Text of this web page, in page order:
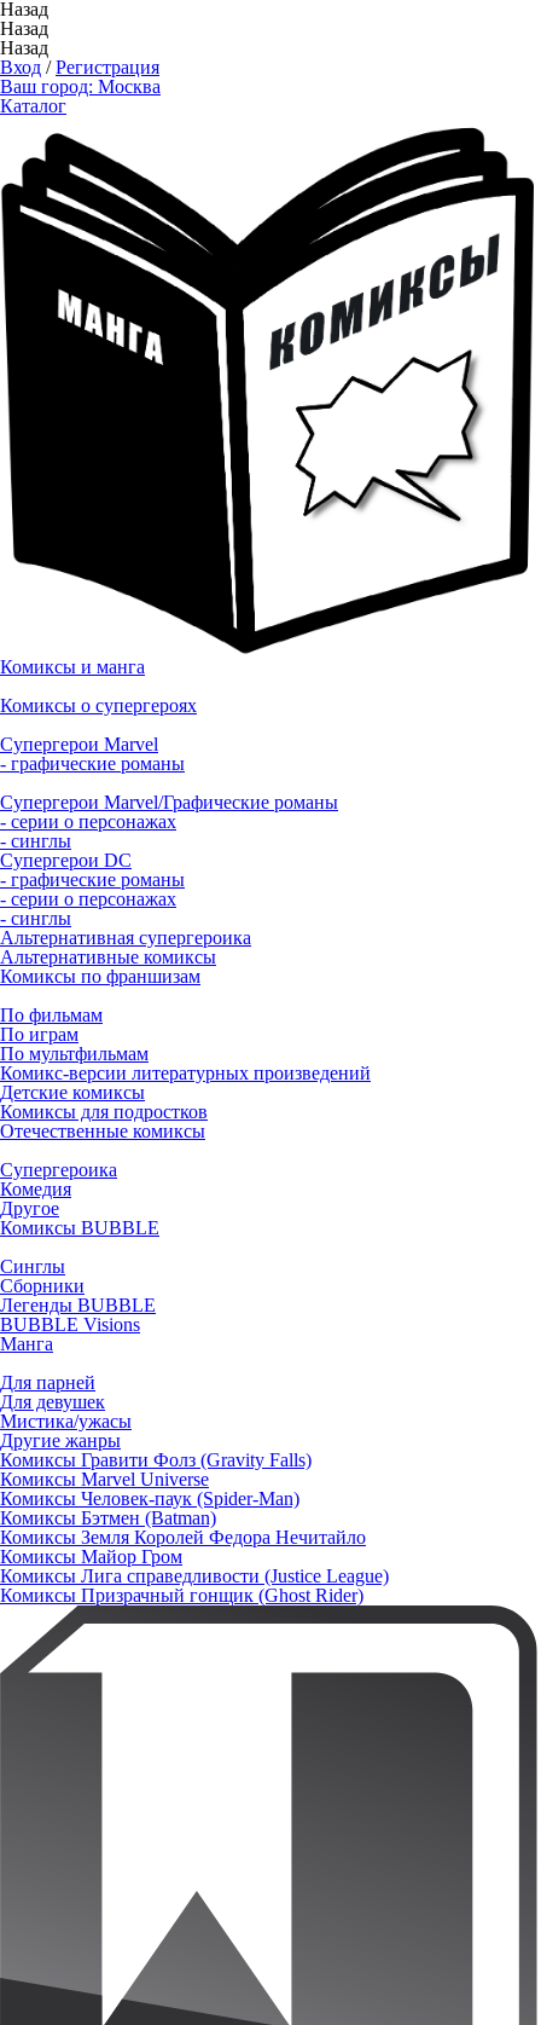
Назад
Назад
Назад
Вход /Регистрация
Ваш город: Москва
Каталог
Комиксы и манга
Комиксы о супергероях
Супергерои Marvel
- графические романы
Супергерои Marvel/Графические романы
- серии о персонажах
- синглы
Супергерои DC
- графические романы
- серии о персонажах
- синглы
Альтернативная супергероика
Альтернативные комиксы
Комиксы по франшизам
По фильмам
По играм
По мультфильмам
Комикс-версии литературных произведений
Детские комиксы
Комиксы для подростков
Отечественные комиксы
Супергероика
Комедия
Другое
Комиксы BUBBLE
Синглы
Сборники
Легенды BUBBLE
BUBBLE Visions
Манга
Для парней
Для девушек
Мистика/ужасы
Другие жанры
Комиксы Гравити Фолз (Gravity Falls)
Комиксы Marvel Universe
Комиксы Человек-паук (Spider-Man)
Комиксы Бэтмен (Batman)
Комиксы Земля Королей Федора Нечитайло
Комиксы Майор Гром
Комиксы Лига справедливости (Justice League)
Комиксы Призрачный гонщик (Ghost Rider)